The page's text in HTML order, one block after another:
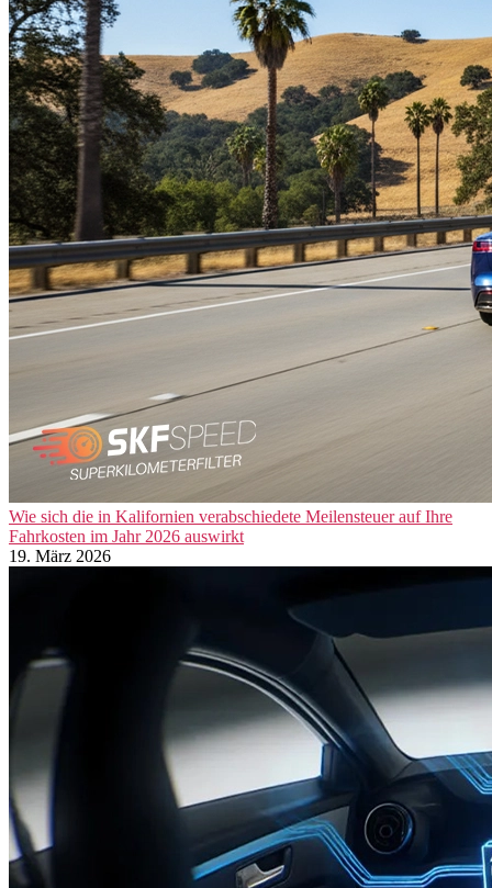
Wie sich die in Kalifornien verabschiedete Meilensteuer auf Ihre
Fahrkosten im Jahr 2026 auswirkt
19. März 2026